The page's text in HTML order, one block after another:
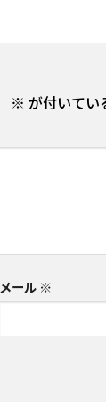
※ が付いてい
メール ※